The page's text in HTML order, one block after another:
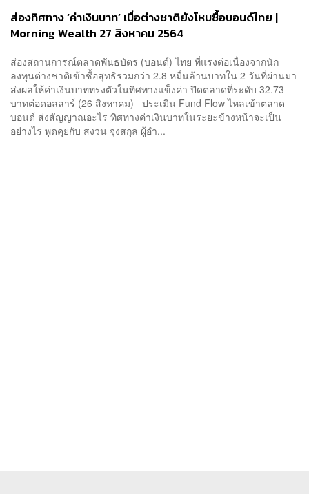
ส่องทิศทาง ‘ค่าเงินบาท’ เมื่อต่างชาติยังโหมซื้อบอนด์ไทย |
Morning Wealth 27 สิงหาคม 2564
ส่องสถานการณ์ตลาดพันธบัตร (บอนด์) ไทย ที่แรงต่อเนื่องจากนัก
ลงทุนต่างชาติเข้าซื้อสุทธิรวมกว่า 2.8 หมื่นล้านบาทใน 2 วันที่ผ่านมา
ส่งผลให้ค่าเงินบาททรงตัวในทิศทางแข็งค่า ปิดตลาดที่ระดับ 32.73
บาทต่อดอลลาร์ (26 สิงหาคม) ประเมิน Fund Flow ไหลเข้าตลาด
บอนด์ ส่งสัญญาณอะไร ทิศทางค่าเงินบาทในระยะข้างหน้าจะเป็น
อย่างไร พูดคุยกับ สงวน จุงสกุล ผู้อำ...